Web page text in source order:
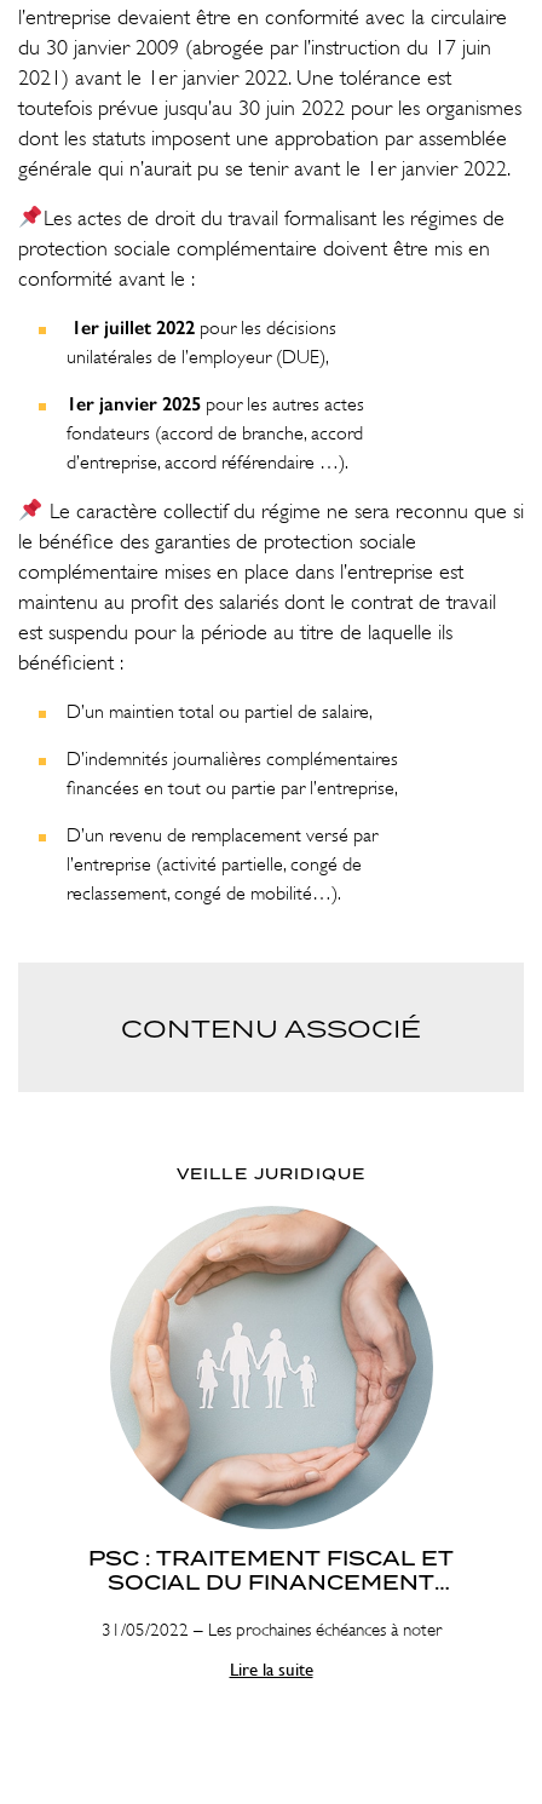
l’entreprise devaient être en conformité avec la circulaire
du 30 janvier 2009 (abrogée par l’instruction du 17 juin
2021) avant le 1er janvier 2022. Une tolérance est
toutefois prévue jusqu’au 30 juin 2022 pour les organismes
dont les statuts imposent une approbation par assemblée
générale qui n’aurait pu se tenir avant le 1er janvier 2022.
Les actes de droit du travail formalisant les régimes de
protection sociale complémentaire doivent être mis en
conformité avant le :
1er juillet 2022 pour les décisions
unilatérales de l’employeur (DUE),
1er janvier 2025 pour les autres actes
fondateurs (accord de branche, accord
d’entreprise, accord référendaire …).
Le caractère collectif du régime ne sera reconnu que si
le bénéfice des garanties de protection sociale
complémentaire mises en place dans l’entreprise est
maintenu au profit des salariés dont le contrat de travail
est suspendu pour la période au titre de laquelle ils
bénéficient :
D’un maintien total ou partiel de salaire,
D’indemnités journalières complémentaires
financées en tout ou partie par l’entreprise,
D’un revenu de remplacement versé par
l’entreprise (activité partielle, congé de
reclassement, congé de mobilité…).
CONTENU ASSOCIÉ
VEILLE JURIDIQUE
PSC : TRAITEMENT FISCAL ET
SOCIAL DU FINANCEMENT
31/05/2022 – Les prochaines échéances à noter
Lire la suite